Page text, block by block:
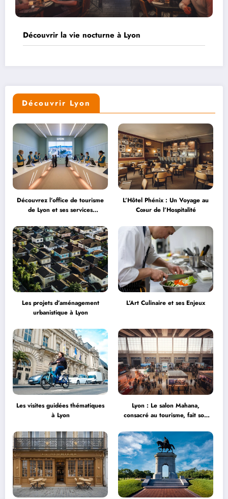
Découvrir la vie nocturne à Lyon
Découvrir Lyon
Découvrez l’office de tourisme
de Lyon et ses services
L’Hôtel Phénix : Un Voyage au
Cœur de l’Hospitalité
Les projets d’aménagement
urbanistique à Lyon
L’Art Culinaire et ses Enjeux
Les visites guidées thématiques
à Lyon
Lyon : Le salon Mahana,
consacré au tourisme, fait son
Garnier